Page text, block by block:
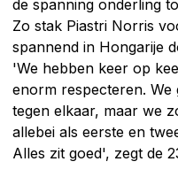
de spanning onderling
Zo stak Piastri Norris
spannend in Hongarije
'We hebben keer op
enorm respecteren.
tegen elkaar, maar we
allebei als eerste en
Alles zit goed', zegt de